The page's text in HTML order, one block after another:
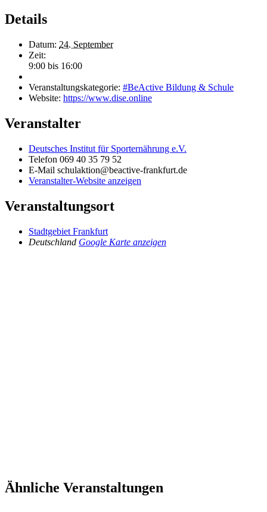
Details
Datum: 24. September
Zeit:
9:00 bis 16:00
Veranstaltungskategorie: #BeActive Bildung & Schule
Website: https://www.dise.online
Veranstalter
Deutsches Institut für Sporternährung e.V.
Telefon 069 40 35 79 52
E-Mail schulaktion@beactive-frankfurt.de
Veranstalter-Website anzeigen
Veranstaltungsort
Stadtgebiet Frankfurt
Deutschland Google Karte anzeigen
Ähnliche Veranstaltungen